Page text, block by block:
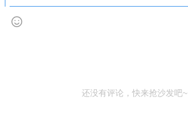
还没有评论，快来抢沙发吧~